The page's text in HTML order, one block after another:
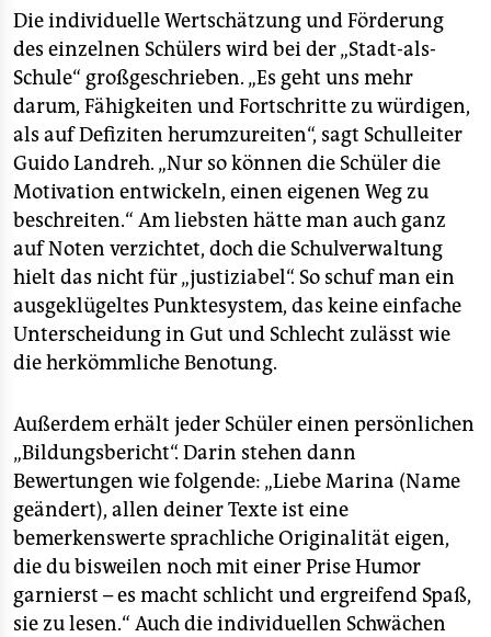
Die individuelle Wertschätzung und Förderung
des einzelnen Schülers wird bei der „Stadt-als-
Schule“ großgeschrieben. „Es geht uns mehr
darum, Fähigkeiten und Fortschritte zu würdigen,
als auf Defiziten herumzureiten“, sagt Schulleiter
Guido Landreh. „Nur so können die Schüler die
Motivation entwickeln, einen eigenen Weg zu
beschreiten.“ Am liebsten hätte man auch ganz
auf Noten verzichtet, doch die Schulverwaltung
hielt das nicht für „justiziabel“. So schuf man ein
ausgeklügeltes Punktesystem, das keine einfache
Unterscheidung in Gut und Schlecht zulässt wie
die herkömmliche Benotung.
Außerdem erhält jeder Schüler einen persönlichen
„Bildungsbericht“. Darin stehen dann
Bewertungen wie folgende: „Liebe Marina (Name
geändert), allen deiner Texte ist eine
bemerkenswerte sprachliche Originalität eigen,
die du bisweilen noch mit einer Prise Humor
garnierst – es macht schlicht und ergreifend Spaß,
sie zu lesen.“ Auch die individuellen Schwächen